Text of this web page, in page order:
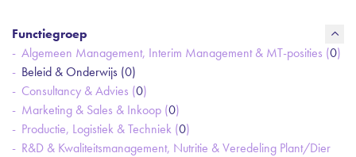
Functiegroep
Algemeen Management, Interim Management & MT-posities (0)
Beleid & Onderwijs (0)
Consultancy & Advies (0)
Marketing & Sales & Inkoop (0)
Productie, Logistiek & Techniek (0)
R&D & Kwaliteitsmanagement, Nutritie & Veredeling Plant/Dier